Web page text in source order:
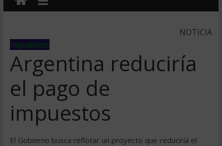
NOTICIA
Impuestos
Argentina reducirí­a
el pago de
impuestos
El Gobierno busca reflotar un proyecto que reducirí­a el